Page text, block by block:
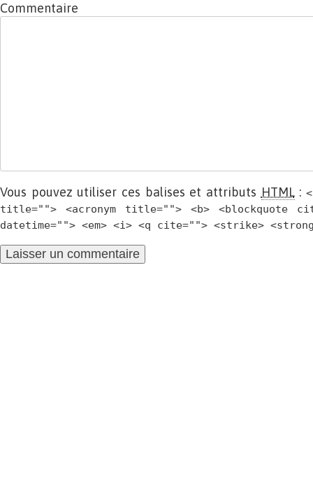
Commentaire
Vous pouvez utiliser ces balises et attributs HTML:
title=""> <acronym title=""> <b> <blockquote
datetime=""> <em> <i> <q cite=""> <strike>